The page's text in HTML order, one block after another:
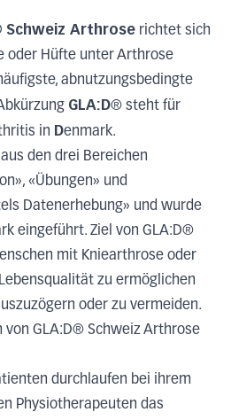
Schweiz Arthrose richtet sich
oder Hüfte unter Arthrose
abnutzungsbedingte
GLA:D® steht für
in Denmark.
den drei Bereichen
», «Übungen» und
Datenerhebung» und wurde
eingeführt. Ziel von GLA:D®
mit Kniearthrose oder
zu ermöglichen
oder zu vermeiden.
von GLA:D® Schweiz Arthrose
durchlaufen bei ihrem
Physiotherapeuten das